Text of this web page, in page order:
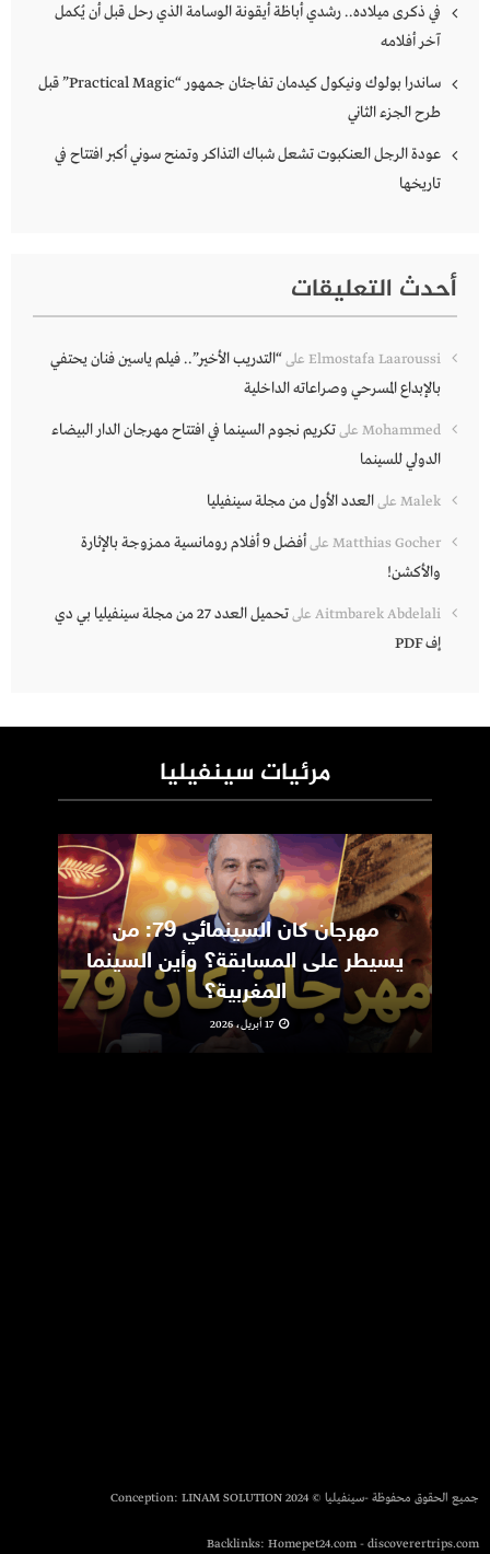
في ذكرى ميلاده.. رشدي أباظة أيقونة الوسامة الذي رحل قبل أن يُكمل
آخر أفلامه
ساندرا بولوك ونيكول كيدمان تفاجئان جمهور “Practical Magic” قبل
طرح الجزء الثاني
عودة الرجل العنكبوت تشعل شباك التذاكر وتمنح سوني أكبر افتتاح في
تاريخها
أحدث التعليقات
Elmostafa Laaroussi على“التدريب الأخير”.. فيلم ياسين فنان يحتفي
بالإبداع المسرحي وصراعاته الداخلية
Mohammed علىتكريم نجوم السينما في افتتاح مهرجان الدار البيضاء
الدولي للسينما
Malek علىالعدد الأول من مجلة سينفيليا
Matthias Gocher على
أفضل 9 أفلام رومانسية ممزوجة بالإثارة
والأكشن!
Aitmbarek Abdelali على
تحميل العدد 27 من مجلة سينفيليا بي دي
إف PDF
مرئيات سينفيليا
مهرجان كان السينمائي 79: من
يسيطر على المسابقة؟ وأين السينما
المغربية؟
17 أبريل، 2026
جميع الحقوق محفوظة -سينفيليا © 2024 Conception: LINAM SOLUTION
Backlinks: Homepet24.com - discoverertrips.com